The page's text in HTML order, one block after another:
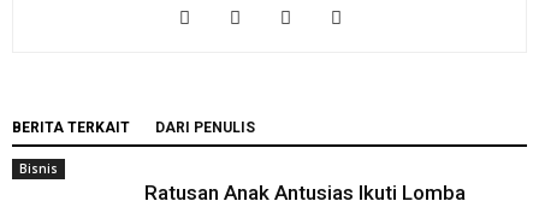
BERITA TERKAIT DARI PENULIS
Bisnis
Ratusan Anak Antusias Ikuti Lomba